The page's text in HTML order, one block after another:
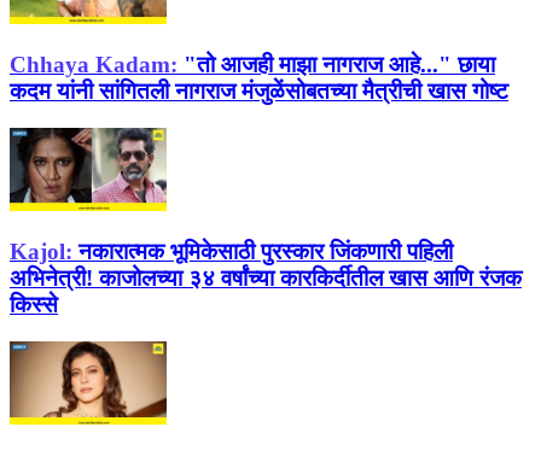
Chhaya Kadam: "तो आजही माझा नागराज आहे..." छाया
कदम यांनी सांगितली नागराज मंजुळेंसोबतच्या मैत्रीची खास गोष्ट
Kajol: नकारात्मक भूमिकेसाठी पुरस्कार जिंकणारी पहिली
अभिनेत्री! काजोलच्या ३४ वर्षांच्या कारकिर्दीतील खास आणि रंजक
किस्से